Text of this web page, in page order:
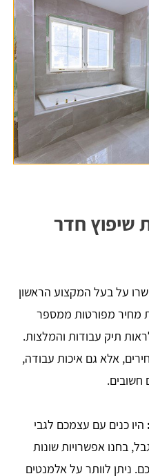
שיפוץ חדר
על בעל המקצוע הראשון
מחיר מפורטות ממספר
תיק עבודות והמלצות.
אלא גם איכות עבודה,
חשובים.
היו כנים עם עצמכם לגבי
בחנו אפשרויות שונות
ניתן לוותר על אלמנטים